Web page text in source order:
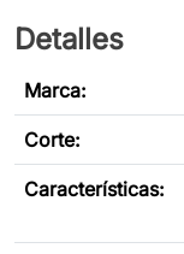
Detalles
Marca:
Corte:
Características: